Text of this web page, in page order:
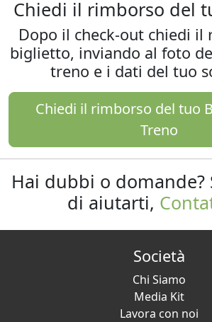
Chiedi il rimborso del
Dopo il check-out chiedi il
biglietto, inviando al foto
treno e i dati del tuo
Chiedi il rimborso del tuo
Treno
Hai dubbi o domande?
di aiutarti,
Società
Chi Siamo
Media Kit
Lavora con noi